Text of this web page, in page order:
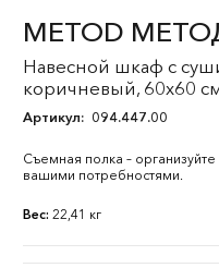
METOD
Навесной шкаф с
коричневый, 60x60
Артикул: 094.447.00
Съемная полка –
вашими потребностями.
Вес: 22,41 кг